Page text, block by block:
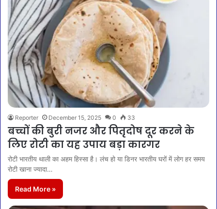
Reporter December 15, 2025 0 33
बच्चों की बुरी नजर और पितृदोष दूर करने के
लिए रोटी का यह उपाय बड़ा कारगर
रोटी भारतीय थाली का अहम हिस्सा है। लंच हो या डिनर भारतीय घरों में लोग हर समय
रोटी खाना ज्यादा…
Read More »